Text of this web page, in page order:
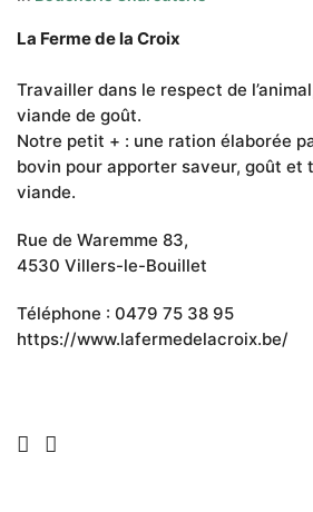
La Ferme de la Croix
Travailler dans le respect de
viande de goût.
Notre petit + : une ration élaborée
bovin pour apporter saveur, goût et
viande.
Rue de Waremme 83,
4530 Villers-le-Bouillet
Téléphone : 0479 75 38 95
https://www.lafermedelacroix.be/